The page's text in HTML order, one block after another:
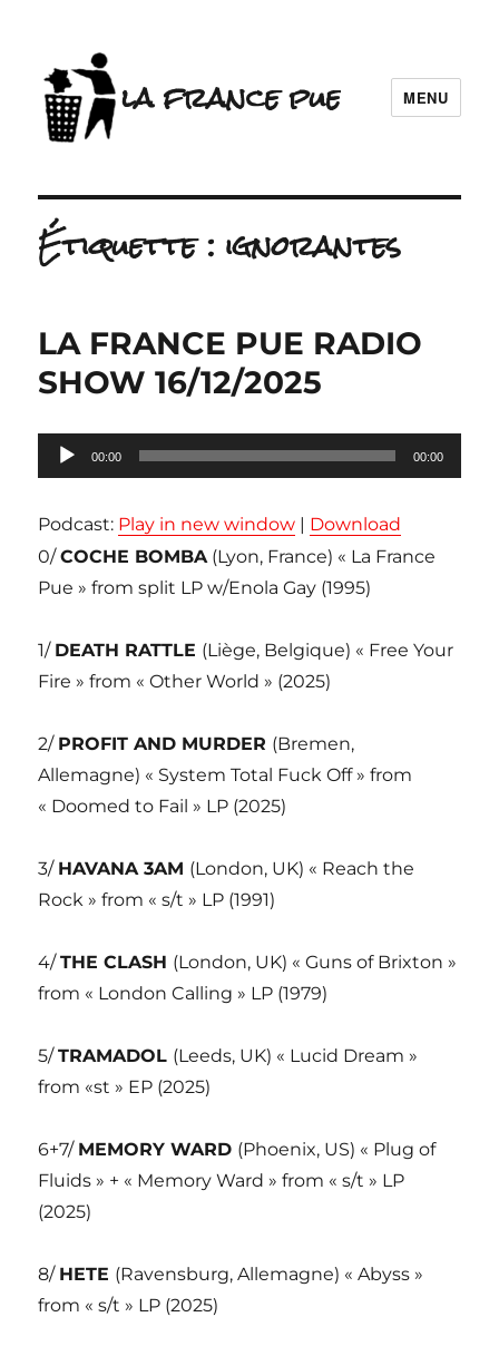
la france pue MENU
Étiquette : ignorantes
LA FRANCE PUE RADIO
SHOW 16/12/2025
Lecteur
audio
00:00 00:00
Podcast: Play in new window | Download
0/COCHE BOMBA(Lyon, France) « La France
Pue » from split LP w/Enola Gay (1995)
1/ DEATH RATTLE (Liège, Belgique) « Free Your
Fire » from « Other World » (2025)
2/ PROFIT AND MURDER (Bremen,
Allemagne) « System Total Fuck Off » from
« Doomed to Fail » LP (2025)
3/ HAVANA 3AM (London, UK) « Reach the
Rock » from « s/t » LP (1991)
4/THE CLASH (London, UK) « Guns of Brixton »
from « London Calling » LP (1979)
5/TRAMADOL (Leeds, UK) « Lucid Dream »
from «st » EP (2025)
6+7/ MEMORY WARD (Phoenix, US) « Plug of
Fluids » + « Memory Ward » from « s/t » LP
(2025)
8/ HETE (Ravensburg, Allemagne) « Abyss »
from « s/t » LP (2025)